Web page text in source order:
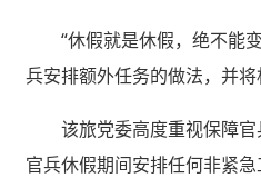
“休假就是休假，绝不能
兵安排额外任务的做法，并将
该旅党委高度重视保障
官兵休假期间安排任何非紧急